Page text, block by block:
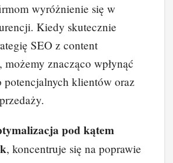
wyróżnienie się w
Kiedy skutecznie
SEO z content
znacząco wpłynąć
potencjalnych klientów oraz
pod kątem
, koncentruje się na poprawie